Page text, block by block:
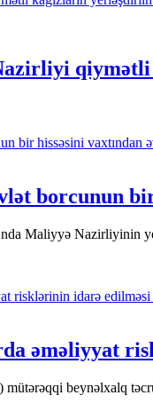
qiymətli
borcunun
Maliyyə Nazirliyinin
əməliyyat
beynəlxalq